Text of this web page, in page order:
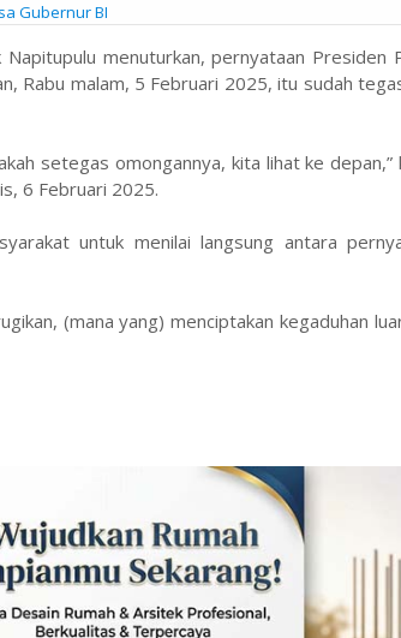
Gubernur BI
Napitupulu menuturkan, pernyataan
Rabu malam, 5 Februari 2025, itu sudah
setegas omongannya, kita lihat ke
6 Februari 2025.
untuk menilai langsung antara
(mana yang) menciptakan kegaduhan